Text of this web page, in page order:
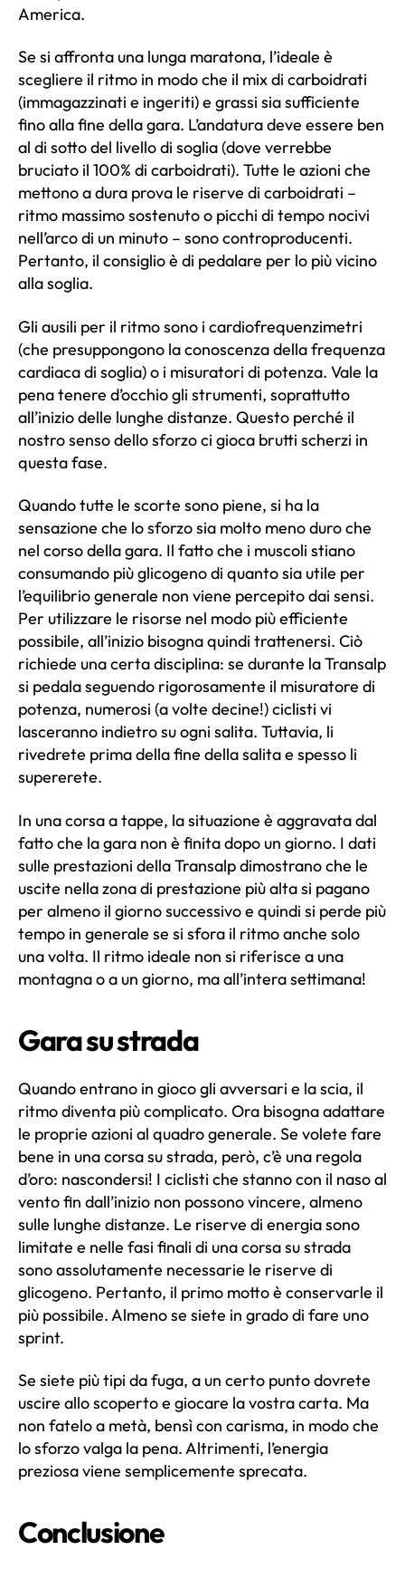
America.
Se si affronta una lunga maratona, l’ideale è
scegliere il ritmo in modo che il mix di carboidrati
(immagazzinati e ingeriti) e grassi sia sufficiente
fino alla fine della gara. L’andatura deve essere ben
al di sotto del livello di soglia (dove verrebbe
bruciato il 100% di carboidrati). Tutte le azioni che
mettono a dura prova le riserve di carboidrati –
ritmo massimo sostenuto o picchi di tempo nocivi
nell’arco di un minuto – sono controproducenti.
Pertanto, il consiglio è di pedalare per lo più vicino
alla soglia.
Gli ausili per il ritmo sono i cardiofrequenzimetri
(che presuppongono la conoscenza della frequenza
cardiaca di soglia) o i misuratori di potenza. Vale la
pena tenere d’occhio gli strumenti, soprattutto
all’inizio delle lunghe distanze. Questo perché il
nostro senso dello sforzo ci gioca brutti scherzi in
questa fase.
Quando tutte le scorte sono piene, si ha la
sensazione che lo sforzo sia molto meno duro che
nel corso della gara. Il fatto che i muscoli stiano
consumando più glicogeno di quanto sia utile per
l’equilibrio generale non viene percepito dai sensi.
Per utilizzare le risorse nel modo più efficiente
possibile, all’inizio bisogna quindi trattenersi. Ciò
richiede una certa disciplina: se durante la Transalp
si pedala seguendo rigorosamente il misuratore di
potenza, numerosi (a volte decine!) ciclisti vi
lasceranno indietro su ogni salita. Tuttavia, li
rivedrete prima della fine della salita e spesso li
supererete.
In una corsa a tappe, la situazione è aggravata dal
fatto che la gara non è finita dopo un giorno. I dati
sulle prestazioni della Transalp dimostrano che le
uscite nella zona di prestazione più alta si pagano
per almeno il giorno successivo e quindi si perde più
tempo in generale se si sfora il ritmo anche solo
una volta. Il ritmo ideale non si riferisce a una
montagna o a un giorno, ma all’intera settimana!
Gara su strada
Quando entrano in gioco gli avversari e la scia, il
ritmo diventa più complicato. Ora bisogna adattare
le proprie azioni al quadro generale. Se volete fare
bene in una corsa su strada, però, c’è una regola
d’oro: nascondersi! I ciclisti che stanno con il naso al
vento fin dall’inizio non possono vincere, almeno
sulle lunghe distanze. Le riserve di energia sono
limitate e nelle fasi finali di una corsa su strada
sono assolutamente necessarie le riserve di
glicogeno. Pertanto, il primo motto è conservarle il
più possibile. Almeno se siete in grado di fare uno
sprint.
Se siete più tipi da fuga, a un certo punto dovrete
uscire allo scoperto e giocare la vostra carta. Ma
non fatelo a metà, bensì con carisma, in modo che
lo sforzo valga la pena. Altrimenti, l’energia
preziosa viene semplicemente sprecata.
Conclusione